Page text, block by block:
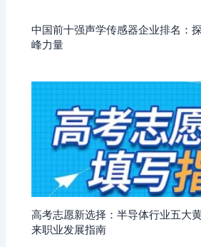
中国前十强声学传感器企业排名：
峰力量
高考志愿新选择：半导体行业五大
来职业发展指南